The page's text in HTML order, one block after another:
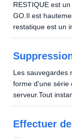
RESTIQUE est
GO.Il est
restatique est un
sauvegarde
Les sauvegardes
forme d'une série
serveur.Tout
Effectuer